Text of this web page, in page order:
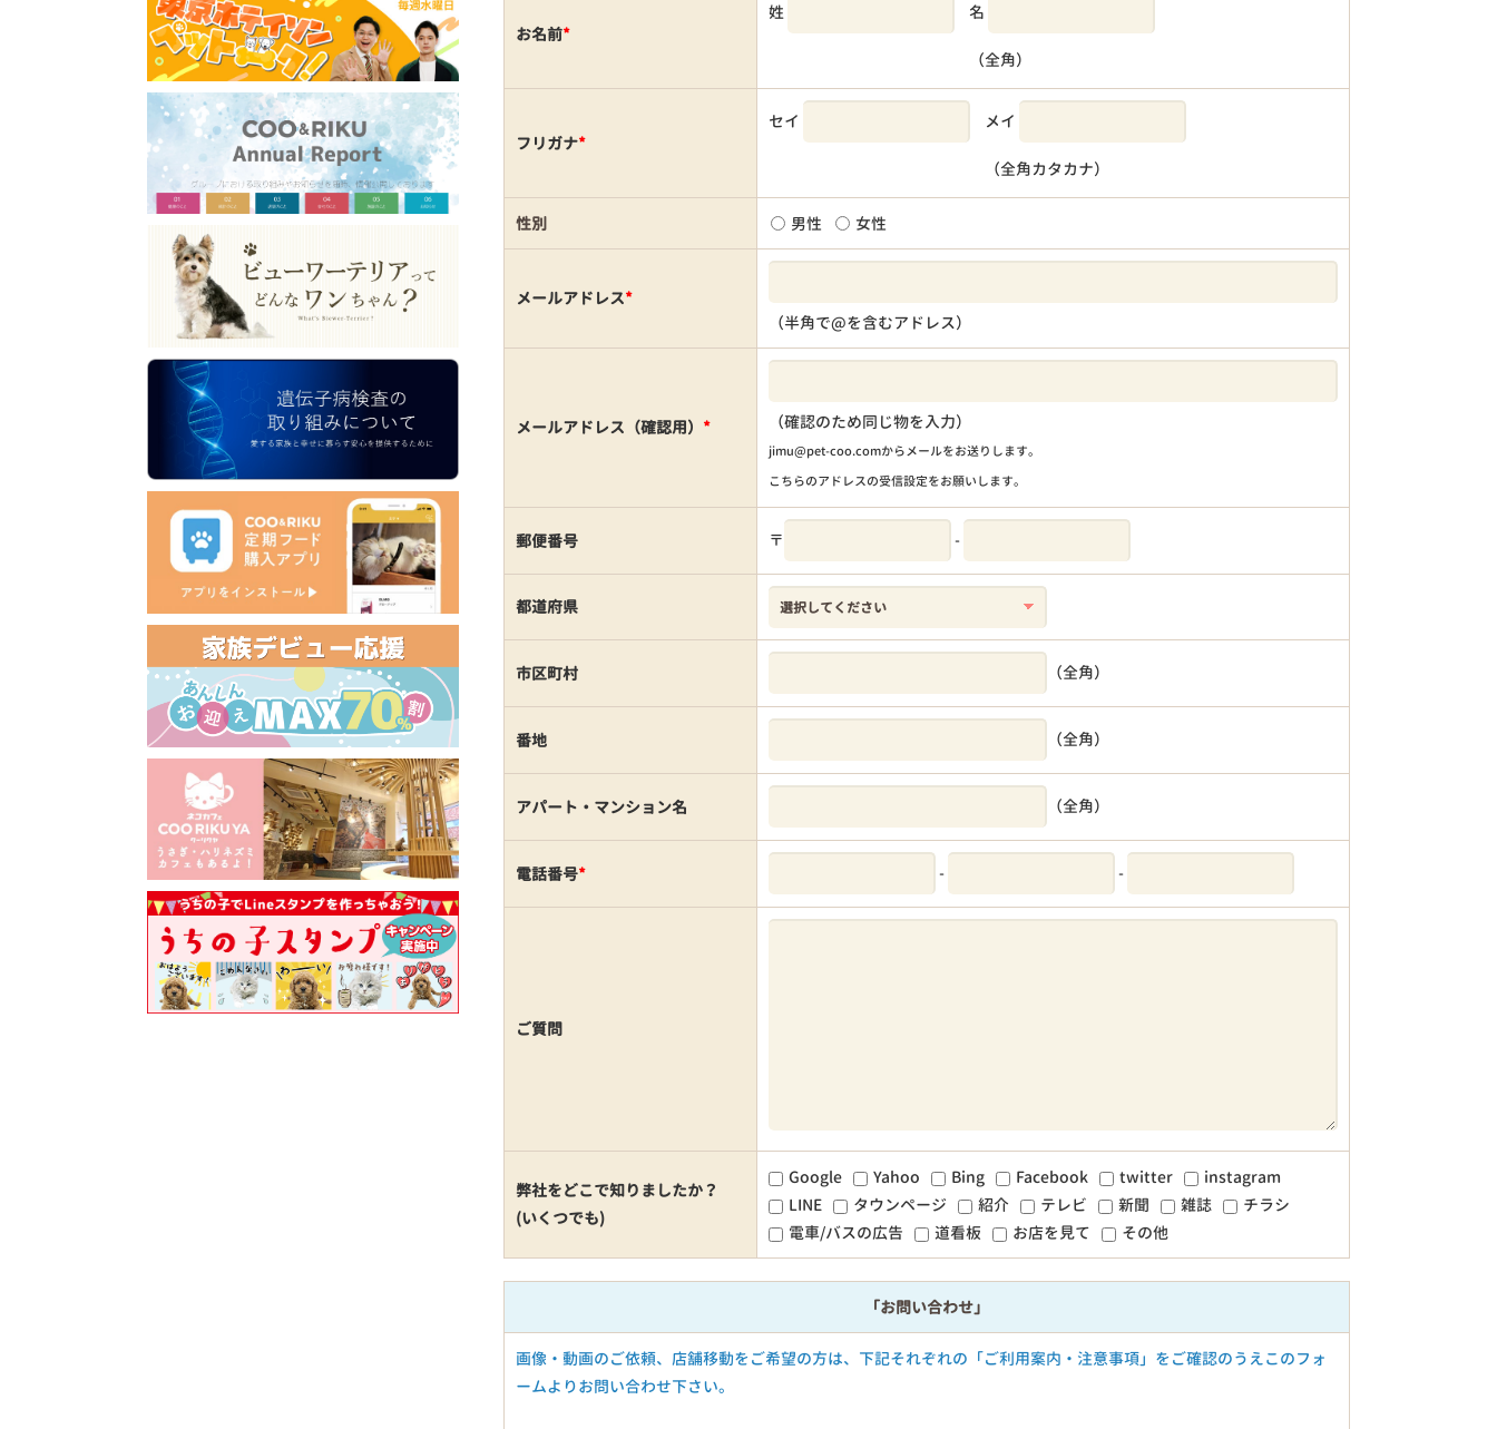
お名前*
姓 名
（全角）
フリガナ*
セイ メイ
（全角カタカナ）
性別 男性 女性
メールアドレス*
（半角で@を含むアドレス）
メールアドレス（確認用） * （確認のため同じ物を入力）
jimu@pet-coo.comからメールをお送りします。
こちらのアドレスの受信設定をお願いします。
郵便番号 〒 -
都道府県
市区町村 （全角）
番地 （全角）
アパート・マンション名 （全角）
電話番号* - -
ご質問
弊社をどこで知りましたか？
(いくつでも)
Google Yahoo Bing Facebook twitter
instagram
LINE
タウンページ 紹介 テレビ 新聞 雑誌
チラシ
電車/バスの広告
道看板 お店を見て その他
「お問い合わせ」
画像・動画のご依頼、店舗移動をご希望の方は、下記それぞれの「ご利用案内・注意事項」をご確認のうえこのフォ
ームよりお問い合わせ下さい。